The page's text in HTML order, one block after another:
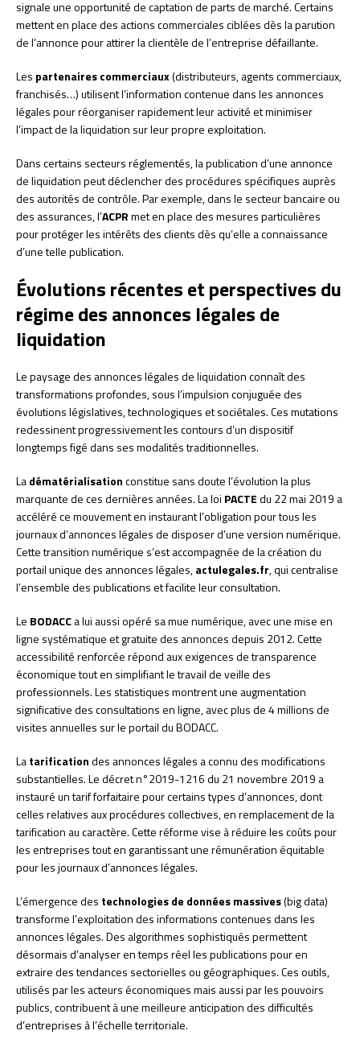
signale une opportunité de captation de parts de marché. Certains
mettent en place des actions commerciales ciblées dès la parution
de l’annonce pour attirer la clientèle de l’entreprise défaillante.
Les partenaires commerciaux(distributeurs, agents commerciaux,
franchisés…) utilisent l’information contenue dans les annonces
légales pour réorganiser rapidement leur activité et minimiser
l’impact de la liquidation sur leur propre exploitation.
Dans certains secteurs réglementés, la publication d’une annonce
de liquidation peut déclencher des procédures spécifiques auprès
des autorités de contrôle. Par exemple, dans le secteur bancaire ou
des assurances, l’ACPRmet en place des mesures particulières
pour protéger les intérêts des clients dès qu’elle a connaissance
d’une telle publication.
Évolutions récentes et perspectives du
régime des annonces légales de
liquidation
Le paysage des annonces légales de liquidation connaît des
transformations profondes, sous l’impulsion conjuguée des
évolutions législatives, technologiques et sociétales. Ces mutations
redessinent progressivement les contours d’un dispositif
longtemps figé dans ses modalités traditionnelles.
Ladématérialisationconstitue sans doute l’évolution la plus
marquante de ces dernières années. La loi PACTEdu 22 mai 2019 a
accéléré ce mouvement en instaurant l’obligation pour tous les
journaux d’annonces légales de disposer d’une version numérique.
Cette transition numérique s’est accompagnée de la création du
portail unique des annonces légales,actulegales.fr, qui centralise
l’ensemble des publications et facilite leur consultation.
Le BODACCa lui aussi opéré sa mue numérique, avec une mise en
ligne systématique et gratuite des annonces depuis 2012. Cette
accessibilité renforcée répond aux exigences de transparence
économique tout en simplifiant le travail de veille des
professionnels. Les statistiques montrent une augmentation
significative des consultations en ligne, avec plus de 4 millions de
visites annuelles sur le portail du BODACC.
Latarificationdes annonces légales a connu des modifications
substantielles. Le décret n°2019-1216 du 21 novembre 2019 a
instauré un tarif forfaitaire pour certains types d’annonces, dont
celles relatives aux procédures collectives, en remplacement de la
tarification au caractère. Cette réforme vise à réduire les coûts pour
les entreprises tout en garantissant une rémunération équitable
pour les journaux d’annonces légales.
L’émergence des technologies de données massives(big data)
transforme l’exploitation des informations contenues dans les
annonces légales. Des algorithmes sophistiqués permettent
désormais d’analyser en temps réel les publications pour en
extraire des tendances sectorielles ou géographiques. Ces outils,
utilisés par les acteurs économiques mais aussi par les pouvoirs
publics, contribuent à une meilleure anticipation des difficultés
d’entreprises à l’échelle territoriale.